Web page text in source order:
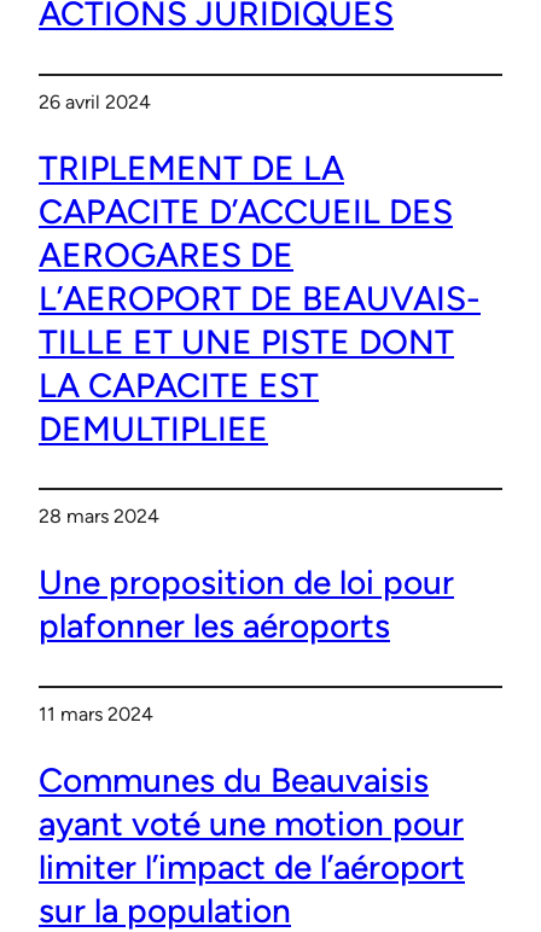
ACTIONS JURIDIQUES
26 avril 2024
TRIPLEMENT DE LA
CAPACITE D’ACCUEIL DES
AEROGARES DE
L’AEROPORT DE BEAUVAIS-
TILLE ET UNE PISTE DONT
LA CAPACITE EST
DEMULTIPLIEE
28 mars 2024
Une proposition de loi pour
plafonner les aéroports
11 mars 2024
Communes du Beauvaisis
ayant voté une motion pour
limiter l’impact de l’aéroport
sur la population